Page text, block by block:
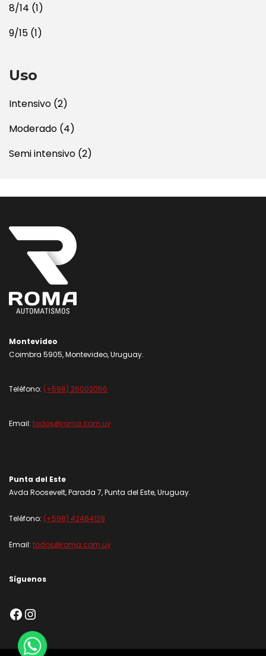
8/14 (1)
9/15 (1)
Uso
Intensivo (2)
Moderado (4)
Semi intensivo (2)
Montevideo
Coimbra 5905, Montevideo, Uruguay.
Teléfono: (+598) 26002056
Email: todos@roma.com.uy
Punta del Este
Avda Roosevelt, Parada 7, Punta del Este, Uruguay.
Teléfono: (+598) 42484139
Email: todos@roma.com.uy
Síguenos
Facebook
Instagram